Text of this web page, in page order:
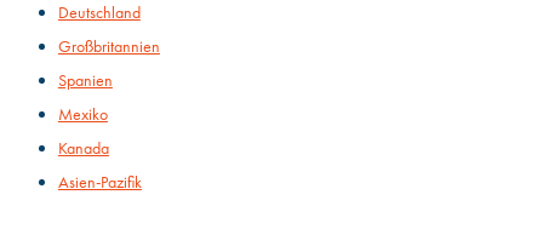
Deutschland
Großbritannien
Spanien
Mexiko
Kanada
Asien-Pazifik